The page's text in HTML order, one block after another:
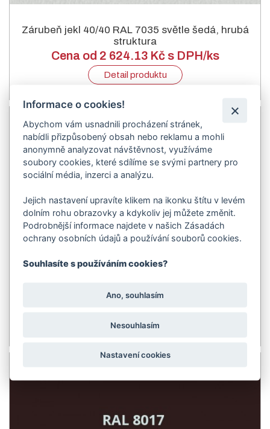
Zárubeň jekl 40/40 RAL 7035 světle šedá, hrubá
struktura
Cena od 2 624.13 Kč s DPH/ks
Detail produktu
Cena od 2 624.13 Kč s DPH/ks
Detail produktu
Informace o cookies!
Abychom vám usnadnili procházení stránek,
nabídli přizpůsobený obsah nebo reklamu a mohli
anonymně analyzovat návštěvnost, využíváme
soubory cookies, které sdílíme se svými partnery pro
sociální média, inzerci a analýzu.
Jejich nastavení upravíte klikem na ikonku štítu v levém
dolním rohu obrazovky a kdykoliv jej můžete změnit.
Podrobnější informace najdete v našich Zásadách
ochrany osobních údajů a používání souborů cookies.
Souhlasíte s používáním cookies?
Ano, souhlasím
Nesouhlasím
Nastavení cookies